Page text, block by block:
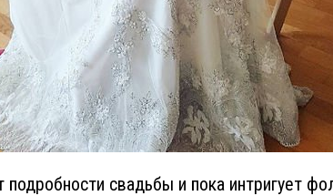
свадьбы и пока интригует